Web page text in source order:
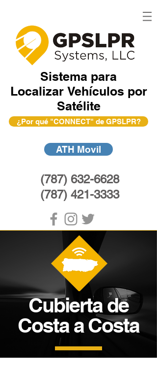
Sistema para
Localizar Vehículos por
Satélite
¿Por qué "CONNECT" de GPSLPR?
ATH Movil
(787) 632-6628
(787) 421-3333
Cubierta de
Costa a Costa